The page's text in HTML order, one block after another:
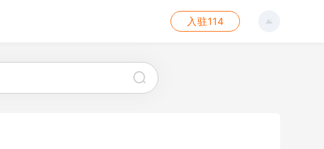
入驻114